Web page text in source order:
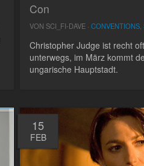
Con
VON SCI_FI-DAVE · CONVENTIONS,
Christopher Judge ist recht
unterwegs, im März kommt
ungarische Hauptstadt.
15
FEB